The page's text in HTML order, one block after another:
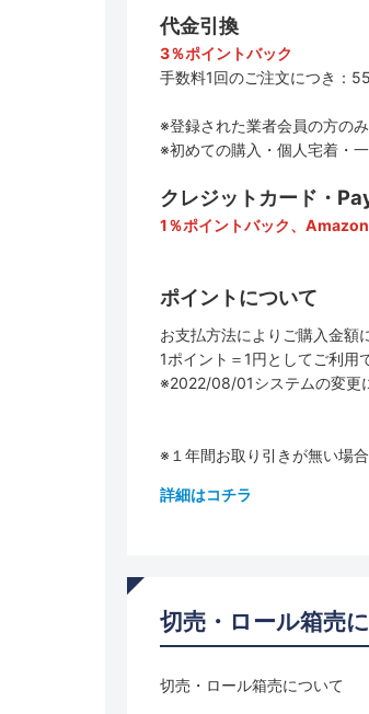
代金引換
3％ポイントバック
手数料1回のご注文につき：
※登録された業者会員の方のみ
※初めての購入・個人宅着・
クレジットカード・
1％ポイントバック、
ポイントについて
お支払方法によりご購入金額
1ポイント＝1円としてご利用
※2022/08/01システムの変更
※１年間お取り引きが無い場
詳細はコチラ
切売・ロール箱売
切売・ロール箱売について